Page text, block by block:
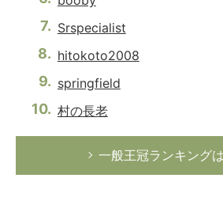
Srspecialist
hitokoto2008
springfield
村の長老
一般王冠ランキング